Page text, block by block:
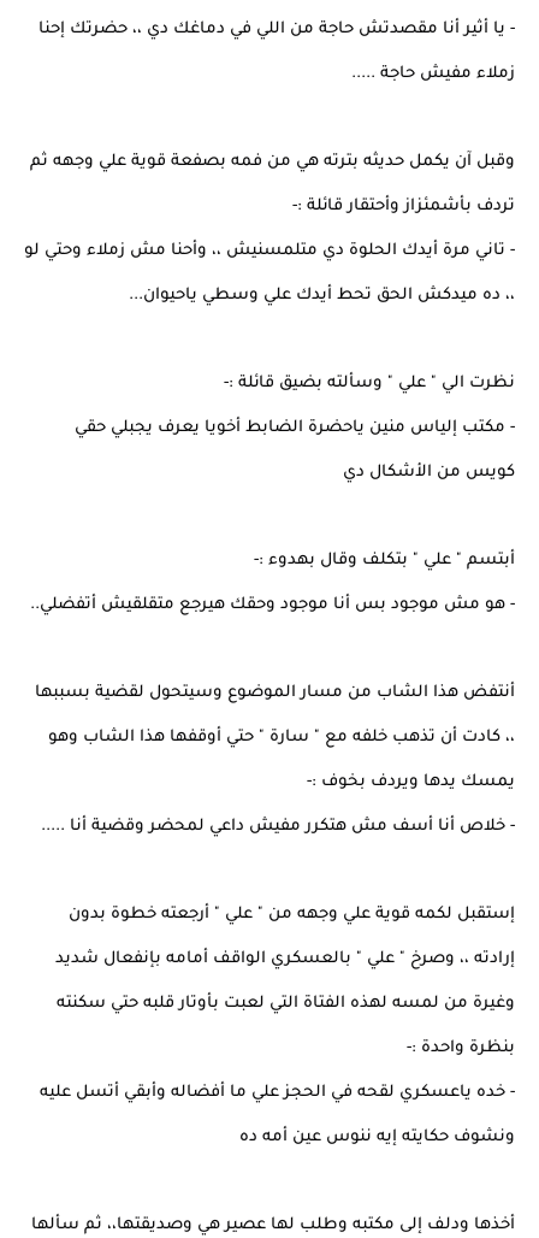
- يا أثير أنا مقصدتش حاجة من اللي في دماغك دي ،، حضرتك إحنا
زملاء مفيش حاجة .....
وقبل آن يكمل حديثه بترته هي من فمه بصفعة قوية علي وجهه ثم
تردف بأشمئزاز وأحتقار قائلة :-
- تاني مرة أيدك الحلوة دي متلمسنيش ،، وأحنا مش زملاء وحتي لو
،، ده ميدكش الحق تحط أيدك علي وسطي ياحيوان...
نظرت الي " علي " وسألته بضيق قائلة :-
- مكتب إلياس منين ياحضرة الضابط أخويا يعرف يجبلي حقي
كويس من الأشكال دي
أبتسم " علي " بتكلف وقال بهدوء :-
- هو مش موجود بس أنا موجود وحقك هيرجع متقلقيش أتفضلي..
أنتفض هذا الشاب من مسار الموضوع وسيتحول لقضية بسببها
،، كادت أن تذهب خلفه مع " سارة " حتي أوقفها هذا الشاب وهو
يمسك يدها ويردف بخوف :-
- خلاص أنا أسف مش هتكرر مفيش داعي لمحضر وقضية أنا .....
إستقبل لكمه قوية علي وجهه من " علي " أرجعته خطوة بدون
إرادته ،، وصرخ " علي " بالعسكري الواقف أمامه بإنفعال شديد
وغيرة من لمسه لهذه الفتاة التي لعبت بأوتار قلبه حتي سكنته
بنظرة واحدة :-
- خده ياعسكري لقحه في الحجز علي ما أفضاله وأبقي أتسل عليه
ونشوف حكايته إيه ننوس عين أمه ده
أخذها ودلف إلى مكتبه وطلب لها عصير هي وصديقتها،، ثم سألها